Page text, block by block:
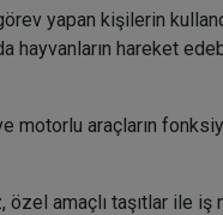
yapan kişilerin
hayvanların hareket
motorlu araçların
özel amaçlı taşıtlar ile iş